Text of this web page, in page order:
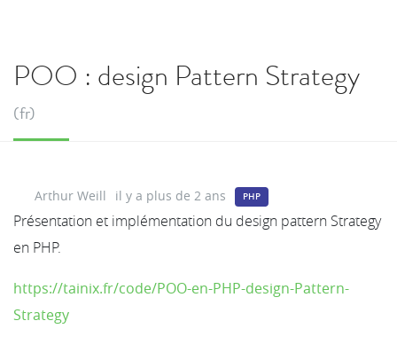
POO : design Pattern Strategy
(fr)
Arthur Weill il y a plus de 2 ans PHP
Présentation et implémentation du design pattern Strategy
en PHP.
https://tainix.fr/code/POO-en-PHP-design-Pattern-
Strategy